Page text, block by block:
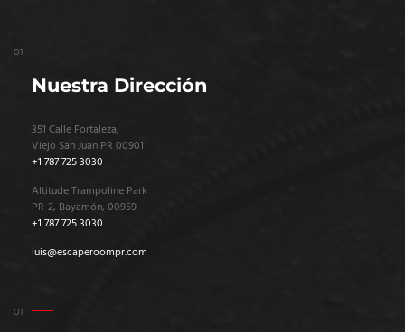
Nuestra Dirección
351 Calle Fortaleza,
Viejo San Juan PR 00901
+1 787 725 3030
Altitude Trampoline Park
PR-2, Bayamón, 00959
+1 787 725 3030
luis@escaperoompr.com